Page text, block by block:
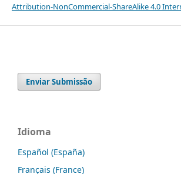
Attribution-NonCommercial-ShareAlike 4.0
Enviar Submissão
Idioma
Español (España)
Français (France)